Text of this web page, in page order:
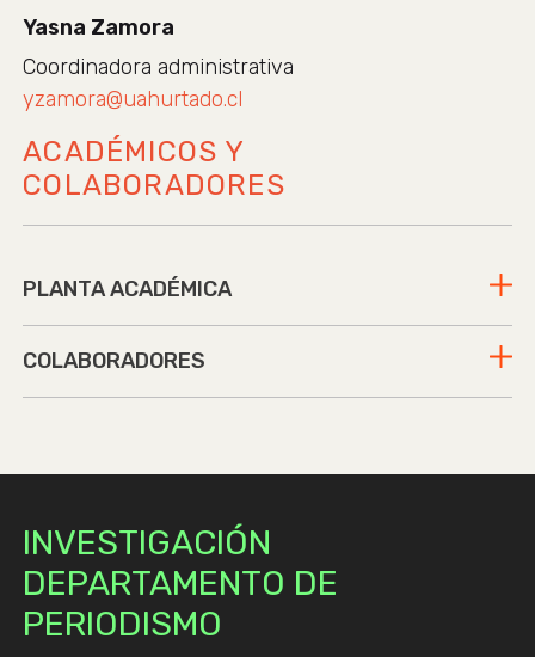
Yasna Zamora
Coordinadora administrativa
yzamora@uahurtado.cl
ACADÉMICOS Y
COLABORADORES
PLANTA ACADÉMICA
COLABORADORES
INVESTIGACIÓN
DEPARTAMENTO DE
PERIODISMO